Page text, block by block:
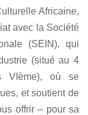
Africaine,
avec la Société
(SEIN), qui
(situé au 4
VIème), où se
et soutient de
offrir – pour sa